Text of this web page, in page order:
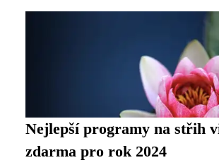
Nejlepší programy na střih
zdarma pro rok 2024